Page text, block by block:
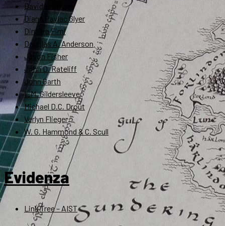
David Bratman
Diana Pavlac Glyer
Dimitra Fimi
Douglas A. Anderson
Jason Fisher
John D. Rateliff
John Garth
L.M. Gildersleeve
Michael D.C. Drout
Verlyn Flieger
W. G. Hammond & C. Scull
Evidenza
Link Tree – AIST